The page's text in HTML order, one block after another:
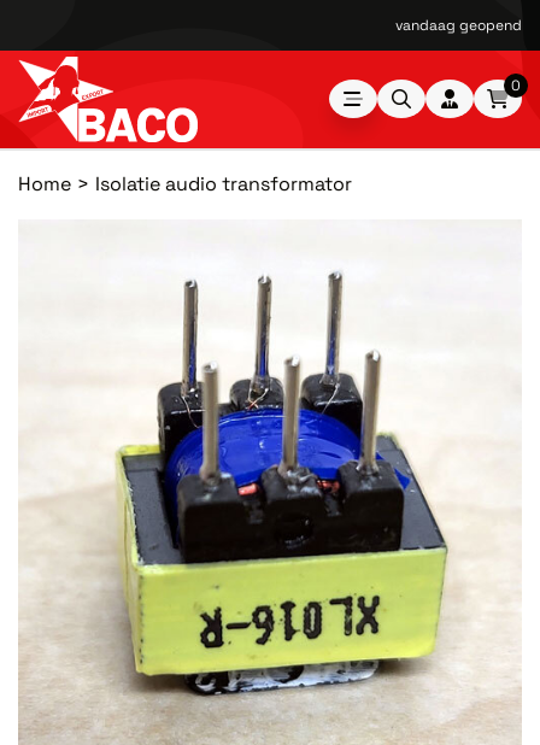
vandaag geopend
0
Home Isolatie audio transformator